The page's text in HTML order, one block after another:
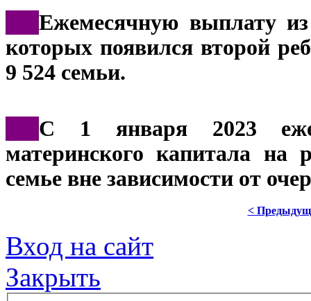
Ежемесячную выплату
которых появился второй
9 524 семьи.
С 1 января 2023
материнского капитала
семье вне зависимости от
<
Вход на сайт
Закрыть